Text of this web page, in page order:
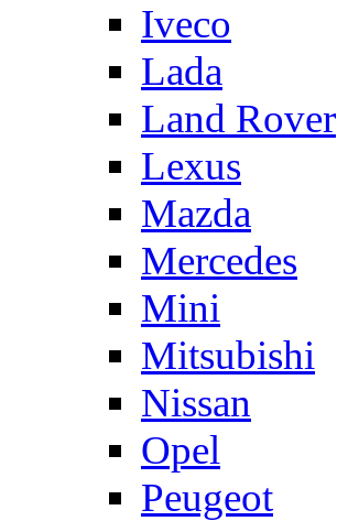
Iveco
Lada
Land Rover
Lexus
Mazda
Mercedes
Mini
Mitsubishi
Nissan
Opel
Peugeot